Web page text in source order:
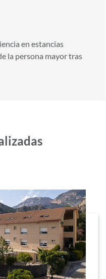
en estancias
la persona mayor tras